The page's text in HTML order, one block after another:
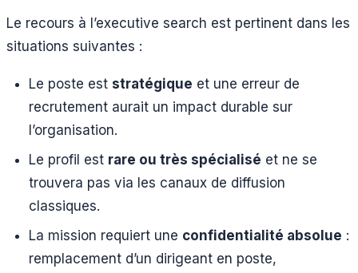
Le recours à l’executive search est pertinent dans les
situations suivantes :
Le poste est stratégique et une erreur de
recrutement aurait un impact durable sur
l’organisation.
Le profil est rare ou très spécialisé et ne se
trouvera pas via les canaux de diffusion
classiques.
La mission requiert une confidentialité absolue :
remplacement d’un dirigeant en poste,